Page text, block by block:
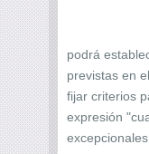
La
podrá
previstas en
fijar criterios
expresión